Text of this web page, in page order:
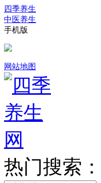
四季养生
中医养生
手机版
网站地图
热门搜索：